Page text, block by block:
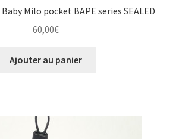
Milo pocket BAPE series SEALED
60,00€
Ajouter au panier